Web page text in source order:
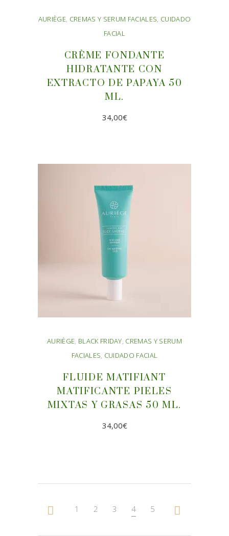
AURIÈGE, CREMAS Y SERUM FACIALES, CUIDADO
FACIAL
CRÈME FONDANTE
HIDRATANTE CON
EXTRACTO DE PAPAYA 50
ML.
34,00€
AURIÈGE, BLACK FRIDAY, CREMAS Y SERUM
FACIALES, CUIDADO FACIAL
FLUIDE MATIFIANT
MATIFICANTE PIELES
MIXTAS Y GRASAS 50 ML.
34,00€
1 2 3 4 5